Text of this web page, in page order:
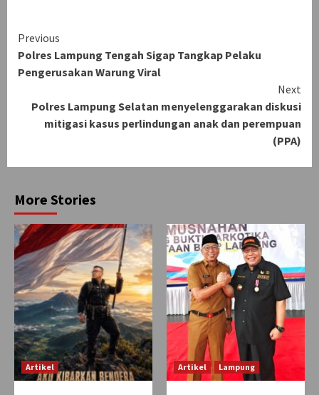
Continue
Reading
Previous
Polres Lampung Tengah Sigap Tangkap Pelaku
Pengerusakan Warung Viral
Next
Polres Lampung Selatan menyelenggarakan diskusi
mitigasi kasus perlindungan anak dan perempuan
(PPA)
More Stories
Artikel Artikel Lampung